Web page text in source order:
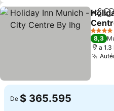
4
8,3
a
De $ 365.595